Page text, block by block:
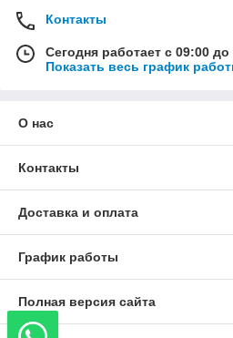
Контакты
Сегодня работает с 09:00 до
Показать весь график
О нас
Контакты
Доставка и оплата
График работы
Полная версия сайта